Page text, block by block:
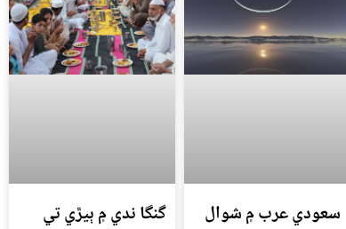
سعودي عرب ۾ شوال
گنگا ندي ۾ ٻيڙي تي